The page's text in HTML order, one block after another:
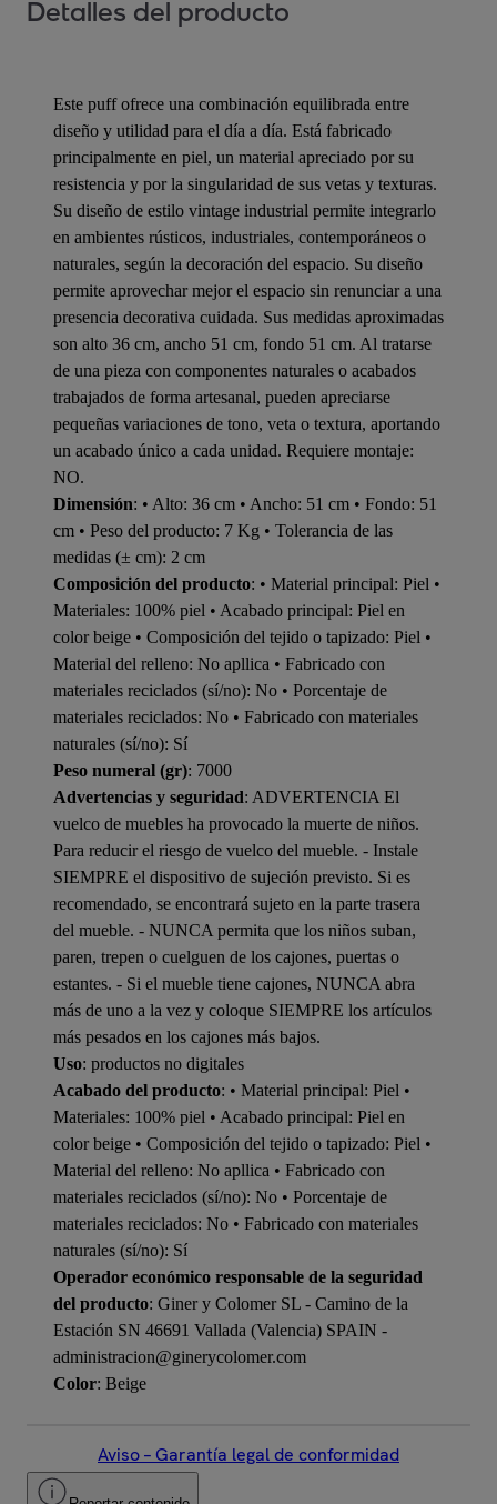
Detalles del producto
Este puff ofrece una combinación equilibrada entre
diseño y utilidad para el día a día. Está fabricado
principalmente en piel, un material apreciado por su
resistencia y por la singularidad de sus vetas y texturas.
Su diseño de estilo vintage industrial permite integrarlo
en ambientes rústicos, industriales, contemporáneos o
naturales, según la decoración del espacio. Su diseño
permite aprovechar mejor el espacio sin renunciar a una
presencia decorativa cuidada. Sus medidas aproximadas
son alto 36 cm, ancho 51 cm, fondo 51 cm. Al tratarse
de una pieza con componentes naturales o acabados
trabajados de forma artesanal, pueden apreciarse
pequeñas variaciones de tono, veta o textura, aportando
un acabado único a cada unidad. Requiere montaje:
NO.
Dimensión: • Alto: 36 cm • Ancho: 51 cm • Fondo: 51
cm • Peso del producto: 7 Kg • Tolerancia de las
medidas (± cm): 2 cm
Composición del producto: • Material principal: Piel •
Materiales: 100% piel • Acabado principal: Piel en
color beige • Composición del tejido o tapizado: Piel •
Material del relleno: No apllica • Fabricado con
materiales reciclados (sí/no): No • Porcentaje de
materiales reciclados: No • Fabricado con materiales
naturales (sí/no): Sí
Peso numeral (gr): 7000
Advertencias y seguridad: ADVERTENCIA El
vuelco de muebles ha provocado la muerte de niños.
Para reducir el riesgo de vuelco del mueble. - Instale
SIEMPRE el dispositivo de sujeción previsto. Si es
recomendado, se encontrará sujeto en la parte trasera
del mueble. - NUNCA permita que los niños suban,
paren, trepen o cuelguen de los cajones, puertas o
estantes. - Si el mueble tiene cajones, NUNCA abra
más de uno a la vez y coloque SIEMPRE los artículos
más pesados en los cajones más bajos.
Uso: productos no digitales
Acabado del producto: • Material principal: Piel •
Materiales: 100% piel • Acabado principal: Piel en
color beige • Composición del tejido o tapizado: Piel •
Material del relleno: No apllica • Fabricado con
materiales reciclados (sí/no): No • Porcentaje de
materiales reciclados: No • Fabricado con materiales
naturales (sí/no): Sí
Operador económico responsable de la seguridad
del producto: Giner y Colomer SL - Camino de la
Estación SN 46691 Vallada (Valencia) SPAIN -
administracion@ginerycolomer.com
Color: Beige
Aviso – Garantía legal de conformidad